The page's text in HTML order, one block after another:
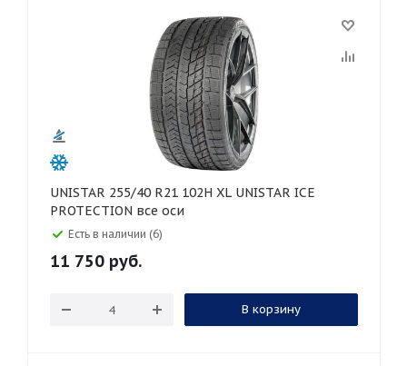
UNISTAR 255/40 R21 102H XL UNISTAR ICE
PROTECTION все оси
Есть в наличии (6)
11 750 руб.
В корзину